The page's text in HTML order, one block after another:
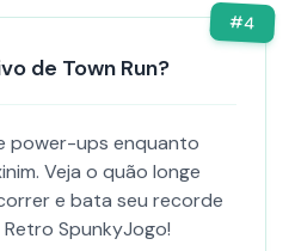
#4
de Town Run?
power-ups enquanto
Veja o quão longe
e bata seu recorde
SpunkyJogo!